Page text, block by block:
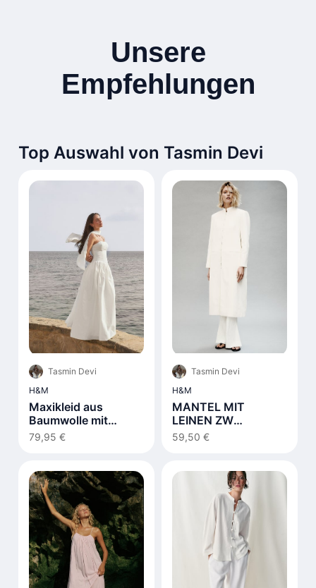
Unsere
Empfehlungen
Top Auswahl von Tasmin Devi
Tasmin Devi
H&M
Maxikleid aus
Baumwolle mit
Schnürdetail Weiß
79,95 €
Tasmin Devi
H&M
MANTEL MIT
LEINEN ZW
COLLECTION
59,50 €